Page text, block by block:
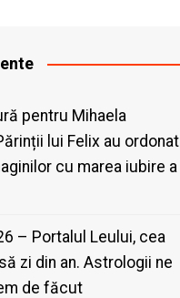
pentru Mihaela
lui Felix au ordonat
cu marea iubire a
– Portalul Leului, cea
zi din an. Astrologii ne
de făcut